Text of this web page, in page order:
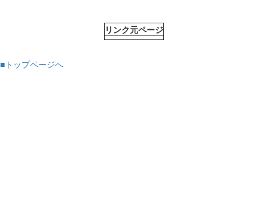
リンク元ページ
■トップページへ